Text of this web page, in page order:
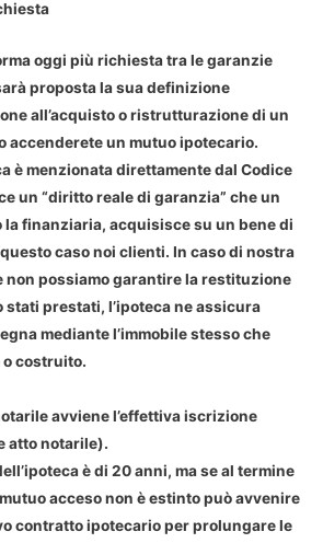
oggi più richiesta tra le garanzie
proposta la sua definizione
all’acquisto o ristrutturazione di un
accenderete un mutuo ipotecario.
è menzionata direttamente dal Codice
un “diritto reale di garanzia” che un
la finanziaria, acquisisce su un bene di
caso noi clienti. In caso di nostra
non possiamo garantire la restituzione
stati prestati, l’ipoteca ne assicura
mediante l’immobile stesso che
costruito.
avviene l’effettiva iscrizione
atto notarile).
è di 20 anni, ma se al termine
acceso non è estinto può avvenire
contratto ipotecario per prolungare le